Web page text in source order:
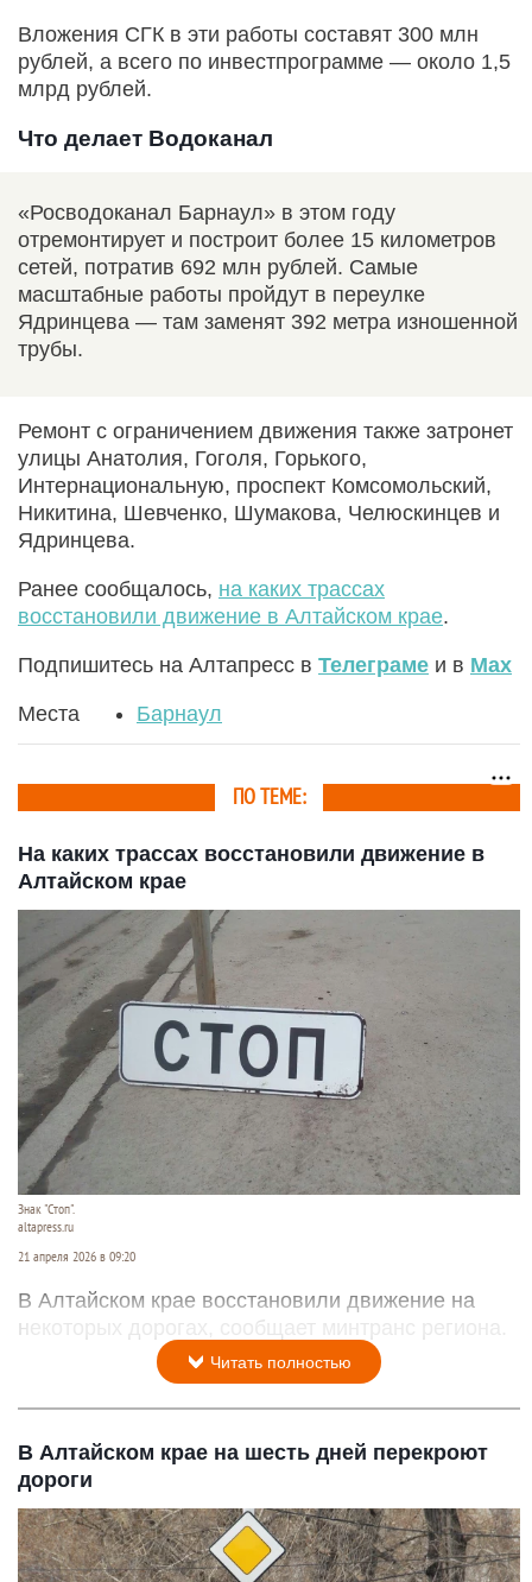
Вложения СГК в эти работы составят 300 млн
рублей, а всего по инвестпрограмме — около 1,5
млрд рублей.
Что делает Водоканал
«Росводоканал Барнаул» в этом году
отремонтирует и построит более 15 километров
сетей, потратив 692 млн рублей. Самые
масштабные работы пройдут в переулке
Ядринцева — там заменят 392 метра изношенной
трубы.
Ремонт с ограничением движения также затронет
улицы Анатолия, Гоголя, Горького,
Интернациональную, проспект Комсомольский,
Никитина, Шевченко, Шумакова, Челюскинцев и
Ядринцева.
Ранее сообщалось, на каких трассах
восстановили движение в Алтайском крае.
Подпишитесь на Алтапресс в Телеграме и в Max
Места Барнаул
ПО ТЕМЕ:
На каких трассах восстановили движение в
Алтайском крае
Знак "Стоп".
altapress.ru
21 апреля 2026 в 09:20
В Алтайском крае восстановили движение на
некоторых дорогах, сообщает минтранс региона.
Читать полностью
В Алтайском крае на шесть дней перекроют
дороги